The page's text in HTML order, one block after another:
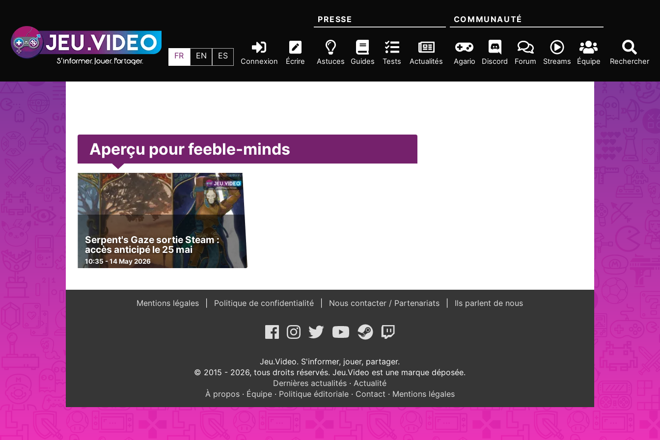
FR EN ES
Connexion Écrire Rechercher
PRESSE
Astuces Guides Tests Actualités
COMMUNAUTÉ
Agario Discord Forum Streams Équipe
Aperçu pour feeble-minds
Serpent's Gaze sortie Steam :
accès anticipé le 25 mai
10:35 - 14 May 2026
Mentions légales Politique de confidentialité Nous contacter / Partenariats Ils parlent de nous
Jeu.Video. S'informer, jouer, partager.
© 2015 - 2026, tous droits réservés. Jeu.Video est une marque déposée.
Dernières actualités · Actualité
À propos· Équipe· Politique éditoriale· Contact · Mentions légales